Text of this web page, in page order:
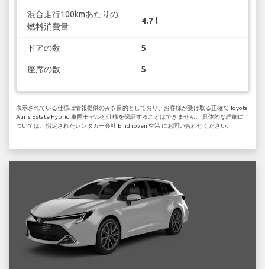
混合走行100kmあたりの
燃料消費量
4.7 l
ドアの数 5
座席の数 5
表示されている仕様は情報提供のみを目的としており、お客様が受け取る正確な Toyota
Auris Estate Hybrid 車両モデルと仕様を保証することはできません。 具体的な詳細に
ついては、指定されたレンタカー会社 Eindhoven 空港 にお問い合わせください。